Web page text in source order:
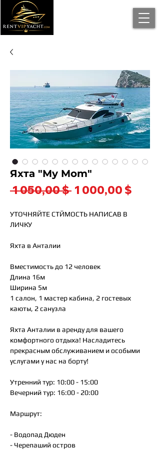
Яхта "My Mom"
1 050,00 $ Обычная
1 000,00 $
УТОЧНЯЙТЕ СТЙМОСТЬ НАПИСАВ В
ЛИЧКУ
Яхта в Анталии
Вместимость до 12 человек
Длина 16м
Ширина 5м
1 салон, 1 мастер кабина, 2 гостевых
каюты, 2 санузла
Яхта Анталии в аренду для вашего
комфортного отдыха! Насладитесь
прекрасным обслуживанием и особыми
услугами у нас на борту!
Утренний тур: 10:00 - 15:00
Вечерний тур: 16:00 - 20:00
Маршрут:
- Водопад Дюден
- Черепаший остров